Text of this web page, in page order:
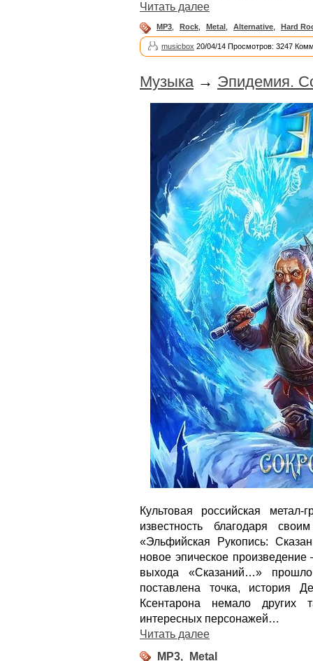
Читать далее
MP3, Rock, Metal , Alternative, Hard
musicbox 20/04/14 Просмотров: 3247
Музыка → Эпидемия.
Культовая российская
известность благодаря
«Эльфийская Рукопись:
новое эпическое
выхода «Сказаний…»
поставлена точка, история
Ксентарона немало других
интересных персонажей…
Читать далее
MP3, Metal